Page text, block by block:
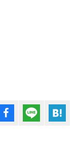
ト シェア Lineで送